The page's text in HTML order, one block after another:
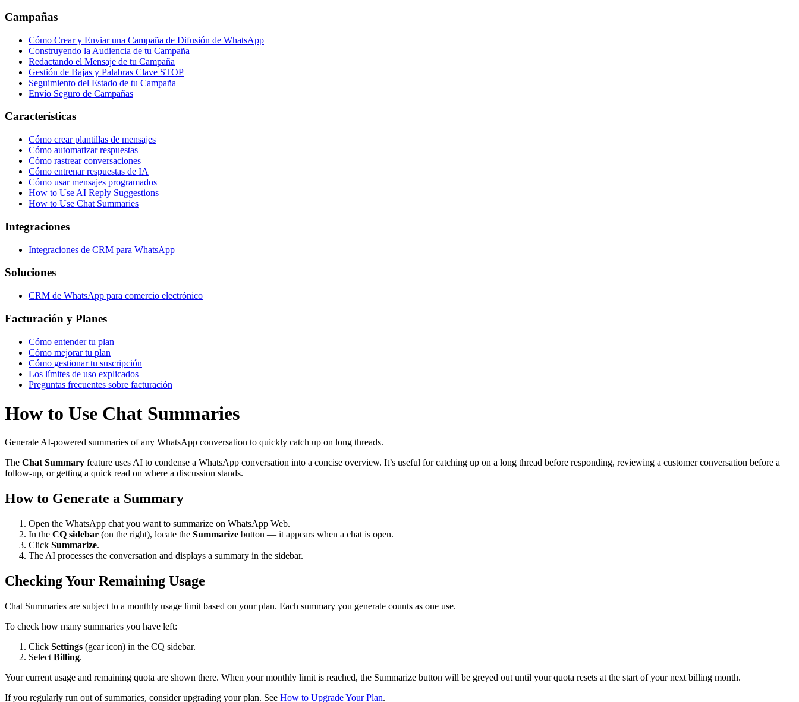
Campañas
Cómo Crear y Enviar una Campaña de Difusión de WhatsApp
Construyendo la Audiencia de tu Campaña
Redactando el Mensaje de tu Campaña
Gestión de Bajas y Palabras Clave STOP
Seguimiento del Estado de tu Campaña
Envío Seguro de Campañas
Características
Cómo crear plantillas de mensajes
Cómo automatizar respuestas
Cómo rastrear conversaciones
Cómo entrenar respuestas de IA
Cómo usar mensajes programados
How to Use AI Reply Suggestions
How to Use Chat Summaries
Integraciones
Integraciones de CRM para WhatsApp
Soluciones
CRM de WhatsApp para comercio electrónico
Facturación y Planes
Cómo entender tu plan
Cómo mejorar tu plan
Cómo gestionar tu suscripción
Los límites de uso explicados
Preguntas frecuentes sobre facturación
How to Use Chat Summaries
Generate AI-powered summaries of any WhatsApp conversation to quickly catch up on long threads.
The Chat Summary feature uses AI to condense a WhatsApp conversation into a concise overview. It’s useful for catching up on a long thread before responding, reviewing a customer conversation before a
follow-up, or getting a quick read on where a discussion stands.
How to Generate a Summary
Open the WhatsApp chat you want to summarize on WhatsApp Web.
In the CQ sidebar (on the right), locate the Summarize button — it appears when a chat is open.
Click Summarize.
The AI processes the conversation and displays a summary in the sidebar.
Checking Your Remaining Usage
Chat Summaries are subject to a monthly usage limit based on your plan. Each summary you generate counts as one use.
To check how many summaries you have left:
Click Settings (gear icon) in the CQ sidebar.
Select Billing.
Your current usage and remaining quota are shown there. When your monthly limit is reached, the Summarize button will be greyed out until your quota resets at the start of your next billing month.
If you regularly run out of summaries, consider upgrading your plan. See How to Upgrade Your Plan.